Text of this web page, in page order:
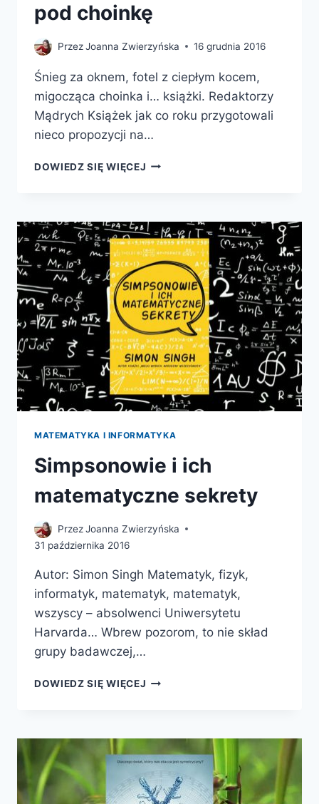
pod choinkę
PrzezJoanna Zwierzyńska 16 grudnia 2016
Śnieg za oknem, fotel z ciepłym kocem,
migocząca choinka i… książki. Redaktorzy
Mądrych Książek jak co roku przygotowali
nieco propozycji na…
DOWIEDZ SIĘ WIĘCEJ TUZIN
CHOINKĘ
MATEMATYKA I INFORMATYKA
Simpsonowie i ich
matematyczne sekrety
PrzezJoanna Zwierzyńska
31 października 2016
Autor: Simon Singh Matematyk, fizyk,
informatyk, matematyk, matematyk,
wszyscy – absolwenci Uniwersytetu
Harvarda… Wbrew pozorom, to nie skład
grupy badawczej,…
DOWIEDZ SIĘ WIĘCEJ SIMPSONOWIE
SEKRETY